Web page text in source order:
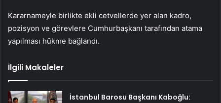
Kararnameyle birlikte ekli cetvellerde yer alan kadro,
pozisyon ve görevlere Cumhurbaşkanı tarafından atama
yapılması hükme bağlandı.
İlgili Makaleler
İstanbul Barosu Başkanı Kaboğlu: